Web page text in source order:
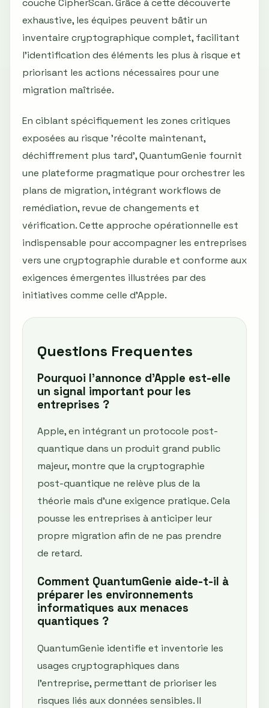
couche CipherScan. Grâce à cette découverte
exhaustive, les équipes peuvent bâtir un
inventaire cryptographique complet, facilitant
l’identification des éléments les plus à risque et
priorisant les actions nécessaires pour une
migration maîtrisée.
En ciblant spécifiquement les zones critiques
exposées au risque 'récolte maintenant,
déchiffrement plus tard', QuantumGenie fournit
une plateforme pragmatique pour orchestrer les
plans de migration, intégrant workflows de
remédiation, revue de changements et
vérification. Cette approche opérationnelle est
indispensable pour accompagner les entreprises
vers une cryptographie durable et conforme aux
exigences émergentes illustrées par des
initiatives comme celle d’Apple.
Questions Frequentes
Pourquoi l'annonce d'Apple est-elle
un signal important pour les
entreprises ?
Apple, en intégrant un protocole post-
quantique dans un produit grand public
majeur, montre que la cryptographie
post-quantique ne relève plus de la
théorie mais d’une exigence pratique. Cela
pousse les entreprises à anticiper leur
propre migration afin de ne pas prendre
de retard.
Comment QuantumGenie aide-t-il à
préparer les environnements
informatiques aux menaces
quantiques ?
QuantumGenie identifie et inventorie les
usages cryptographiques dans
l'entreprise, permettant de prioriser les
risques liés aux données sensibles. Il